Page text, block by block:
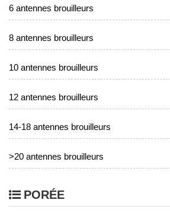
6 antennes brouilleurs
8 antennes brouilleurs
10 antennes brouilleurs
12 antennes brouilleurs
14-18 antennes brouilleurs
>20 antennes brouilleurs
PORÉE